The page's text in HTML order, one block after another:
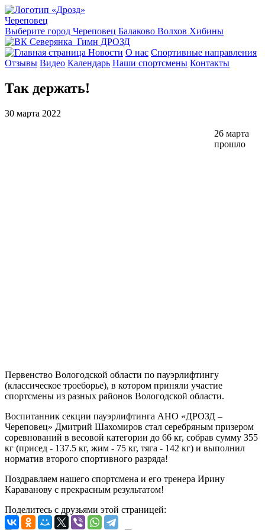
Череповец
Выберите город Череповец Балаково Волхов Хибины
Гимн ДРОЗД
Новости О нас Спортивные направления
Отзывы Видео Календарь Наши спортсмены Контакты
Так держать!
30 марта 2022
26 марта
прошло
Первенство Вологодской области по пауэрлифтингу
(классическое троеборье), в котором приняли участие
спортсмены из разных районов Вологодской области.
Воспитанник секции пауэрлифтинга АНО «ДРОЗД –
Череповец» Дмитрий Шахомиров стал серебряным призером
соревнований в весовой категории до 66 кг, собрав сумму 355
кг (присед - 137.5 кг, жим - 75 кг, тяга - 142 кг) и выполнил
норматив второго спортивного разряда!
Поздравляем нашего спортсмена и его тренера Ирину
Караванову с прекрасным результатом!
Поделитесь с друзьями этой страницей: